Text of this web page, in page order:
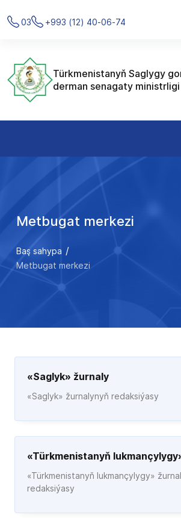
03 +993 (12) 40-06-74
Türkmenistanyň Saglygy
derman senagaty ministrligi
Metbugat merkezi
Baş sahypa
Metbugat merkezi
«Saglyk» žurnaly
«Saglyk» žurnalynyň redaksiýasy
«Türkmenistanyň
«Türkmenistanyň lukmançylygy»
redaksiýasy